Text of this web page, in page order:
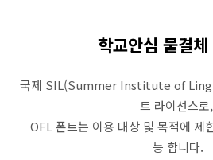
학교안심 물결
국제 SIL(Summer Institute of
트 라이선스로,
OFL 폰트는 이용 대상 및 목적에 제
능 합니다.